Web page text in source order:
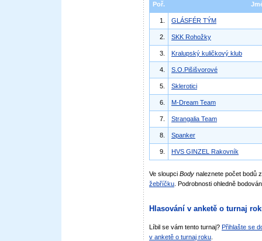
Poř.
1. GLÁSFÉR TÝM
2. SKK Rohožky
3. Kralupský kuličkový klub
4. S.O.Pišišvorové
5. Sklerotici
6. M-Dream Team
7. Strangalia Team
8. Spanker
9. HVS GINZEL Rakovník
Ve sloupci Body naleznete počet bodů
žebříčku . Podrobnosti ohledně
Hlasování v anketě o turnaj
Líbil se vám tento turnaj? Přihlašte se
v anketě o turnaj roku